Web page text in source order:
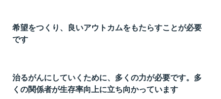
希望をつくり、良いアウトカムをもたらすことが必要
です
治るがんにしていくために、多くの力が必要です。多
くの関係者が生存率向上に立ち向かっています